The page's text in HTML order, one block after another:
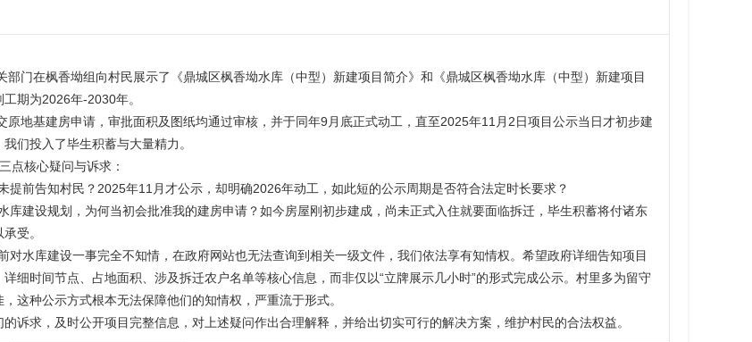
期为2026年-2030年。
们投入了毕生积蓄与大量精力。
受。
细时间节点、占地面积、涉及拆迁农户名单等核心信息，而非仅以“立牌展示几小时”的形式完成公示。村里多为留守
这种公示方式根本无法保障他们的知情权，严重流于形式。
我们的诉求，及时公开项目完整信息，对上述疑问作出合理解释，并给出切实可行的解决方案，维护村民的合法权益。